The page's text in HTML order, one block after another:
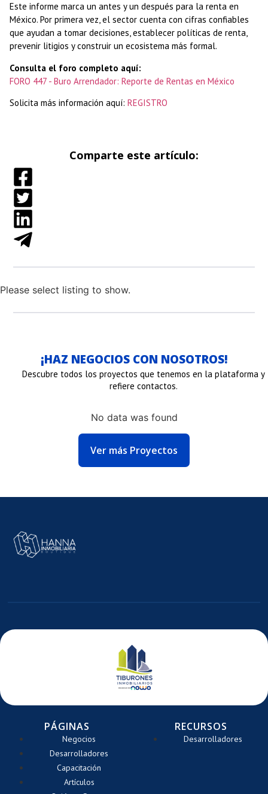
Este informe marca un antes y un después para la renta en
México. Por primera vez, el sector cuenta con cifras confiables
que ayudan a tomar decisiones, establecer políticas de renta,
prevenir litigios y construir un ecosistema más formal.
Consulta el foro completo aquí:
FORO 447 - Buro Arrendador: Reporte de Rentas en México
Solicita más información aquí: REGISTRO
Comparte este artículo:
Please select listing to show.
¡HAZ NEGOCIOS CON NOSOTROS!
Descubre todos los proyectos que tenemos en la plataforma y
refiere contactos.
No data was found
Ver más Proyectos
PÁGINAS
Negocios
Desarrolladores
Capacitación
Artículos
RECURSOS
Desarrolladores